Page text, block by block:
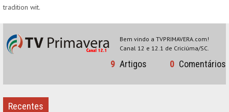
tradition wit.
Bem vindo a TVPRIMAVERA.com!
Canal 12 e 12.1 de Criciúma/SC.
9 Artigos 0 Comentários
Recentes